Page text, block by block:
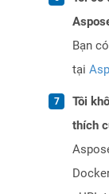
Bạn
tại
Tôi
thích